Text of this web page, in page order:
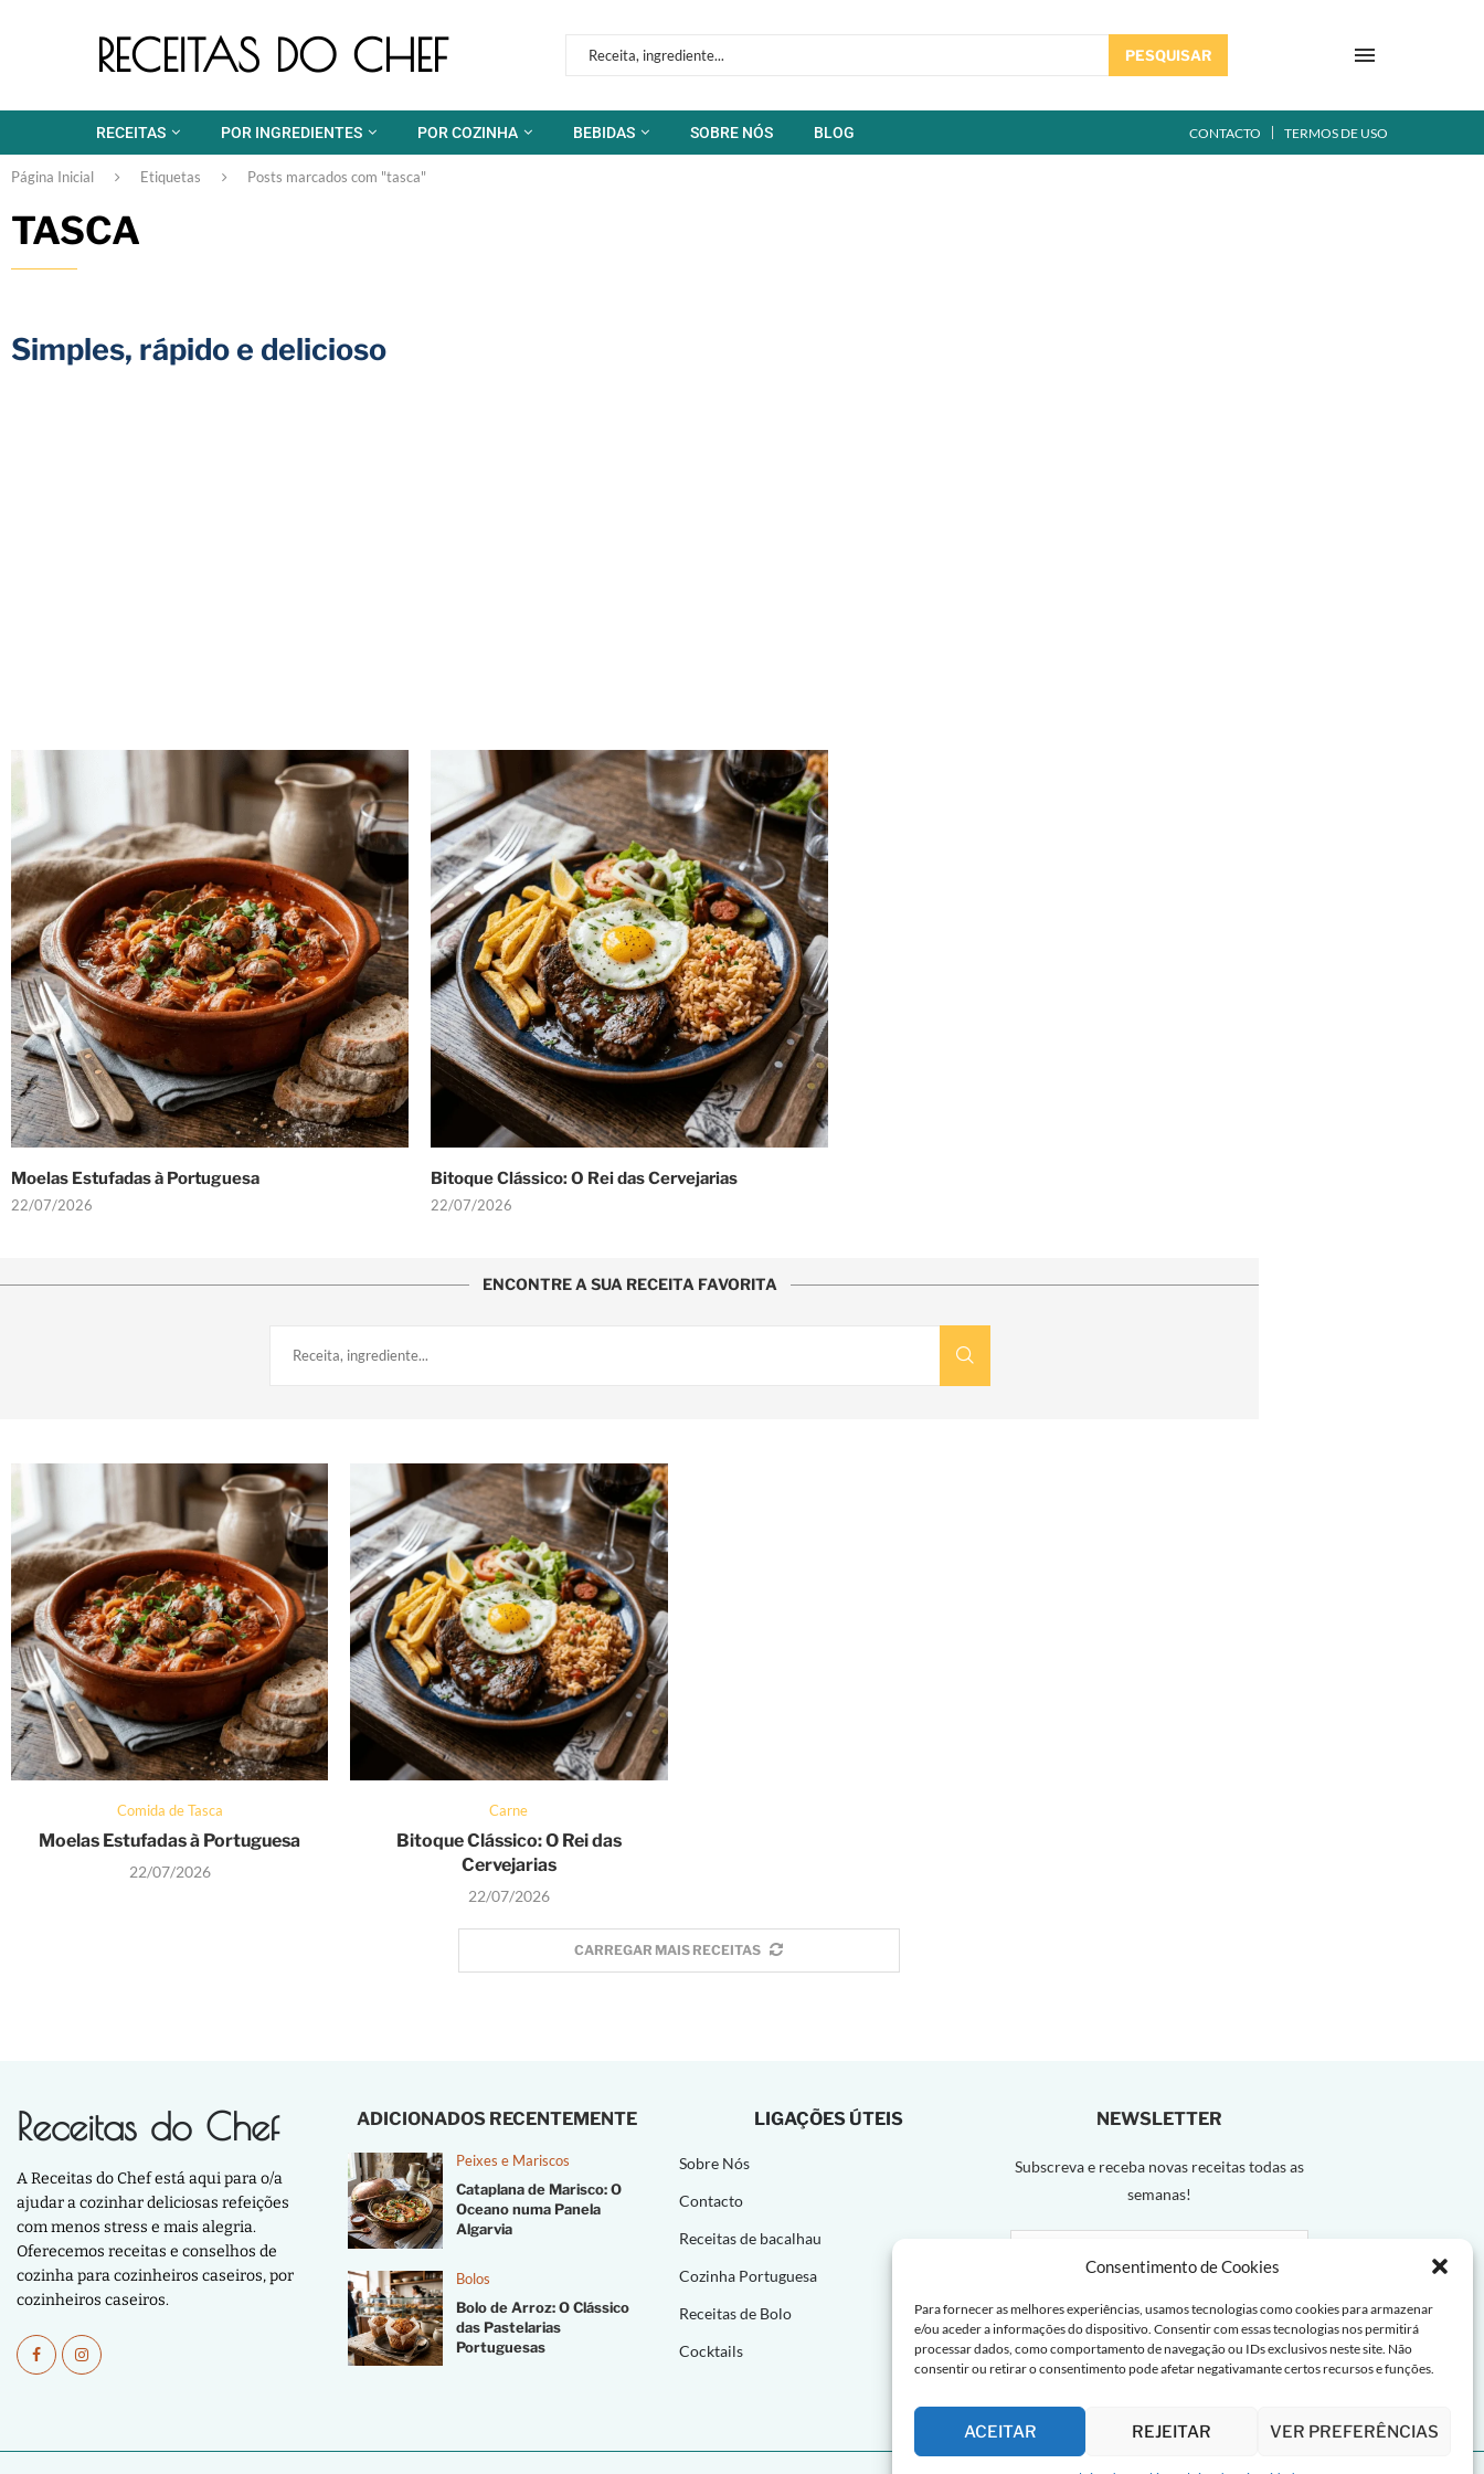
Consentimento de Cookies
Para fornecer as melhores experiências, usamos tecnologias como cookies para armazenar
e/ou aceder a informações do dispositivo. Consentir com essas tecnologias nos permitirá
processar dados, como comportamento de navegação ou IDs exclusivos neste site. Não
consentir ou retirar o consentimento pode afetar negativamante certos recursos e funções.
ACEITAR REJEITAR VER PREFERÊNCIAS
RECEITAS DO CHEF PESQUISAR
RECEITAS POR INGREDIENTES POR COZINHA BEBIDAS SOBRE NÓS BLOG CONTACTO TERMOS DE USO
Página Inicial Etiquetas Posts marcados com "tasca"
TASCA
Simples, rápido e delicioso
Moelas Estufadas à Portuguesa
22/07/2026
Bitoque Clássico: O Rei das Cervejarias
22/07/2026
ENCONTRE A SUA RECEITA FAVORITA
Comida de Tasca
Moelas Estufadas à Portuguesa
22/07/2026
Carne
Bitoque Clássico: O Rei das
Cervejarias
22/07/2026
CARREGAR MAIS RECEITAS
Receitas do Chef
A Receitas do Chef está aqui para o/a
ajudar a cozinhar deliciosas refeições
com menos stress e mais alegria.
Oferecemos receitas e conselhos de
cozinha para cozinheiros caseiros, por
cozinheiros caseiros.
ADICIONADOS RECENTEMENTE
Peixes e Mariscos
Cataplana de Marisco: O
Oceano numa Panela
Algarvia
Bolos
Bolo de Arroz: O Clássico
das Pastelarias
Portuguesas
LIGAÇÕES ÚTEIS
Sobre Nós
Contacto
Receitas de bacalhau
Cozinha Portuguesa
Receitas de Bolo
Cocktails
NEWSLETTER
Subscreva e receba novas receitas todas as
semanas!